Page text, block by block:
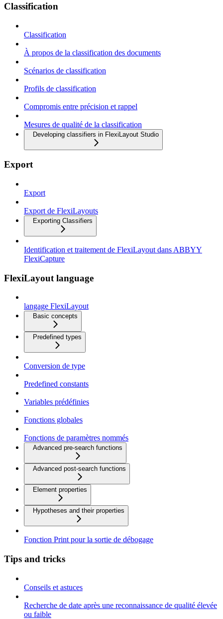
Classification
Classification
À propos de la classification des documents
Scénarios de classification
Profils de classification
Compromis entre précision et rappel
Mesures de qualité de la classification
Developing classifiers in FlexiLayout Studio
Export
Export
Export de FlexiLayouts
Exporting Classifiers
Identification et traitement de FlexiLayout dans ABBYY
FlexiCapture
FlexiLayout language
langage FlexiLayout
Basic concepts
Predefined types
Conversion de type
Predefined constants
Variables prédéfinies
Fonctions globales
Fonctions de paramètres nommés
Advanced pre-search functions
Advanced post-search functions
Element properties
Hypotheses and their properties
Fonction Print pour la sortie de débogage
Tips and tricks
Conseils et astuces
Recherche de date après une reconnaissance de qualité élevée
ou faible